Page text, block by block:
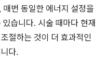
번 동일한 에너지 설정을
습니다. 시술 때마다 현재
절하는 것이 더 효과적인
다.